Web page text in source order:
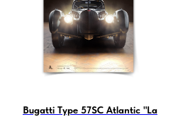
Bugatti Type 57SC Atlantic "La